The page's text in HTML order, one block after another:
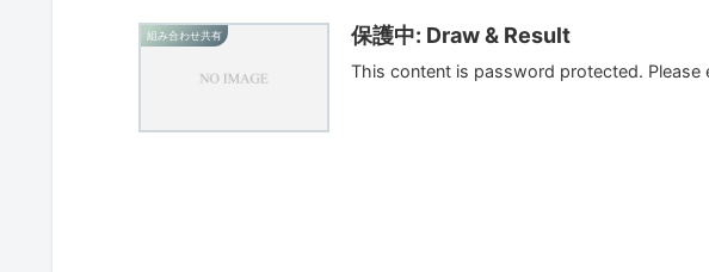
組み合わせ共有 保護中: Draw & Result
This content is password protected.